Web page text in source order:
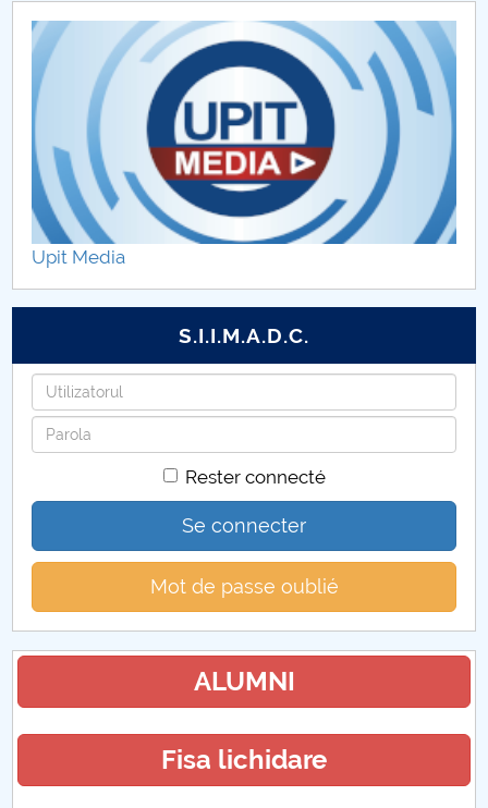
Chaire de français
Chaire d'histoire
Chaire des Arts
Upit Media
S.I.I.M.A.D.C.
Identifiant
Mot
de
Rester connecté
Se connecter
Mot de passe oublié
ALUMNI
Fisa lichidare